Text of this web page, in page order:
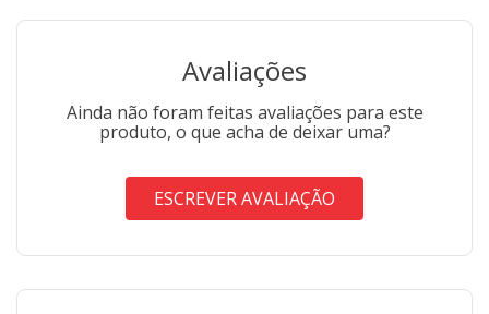
Avaliações
Ainda não foram feitas avaliações para este
produto, o que acha de deixar uma?
ESCREVER AVALIAÇÃO